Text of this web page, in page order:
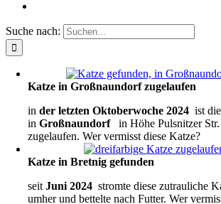
Suche nach:
Katze in Großnaundorf zugelaufen
inder letzten Oktoberwoche2024 ist
inGroßnaundorf
in Höhe Pulsnitzer
zugelaufen. Wer vermisst diese Katze?
Katze in Bretnig gefunden
seitJuni 2024 stromte diese zutrauliche
umher und bettelte nach Futter. Wer